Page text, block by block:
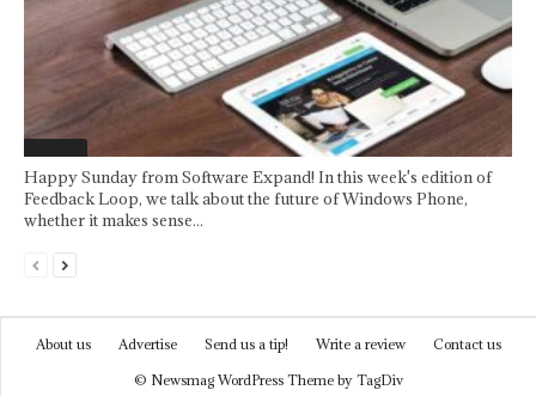
Happy Sunday from Software Expand! In this week's edition of
Feedback Loop, we talk about the future of Windows Phone,
whether it makes sense...
About us Advertise Send us a tip! Write a review
Contact us
© Newsmag WordPress Theme by TagDiv